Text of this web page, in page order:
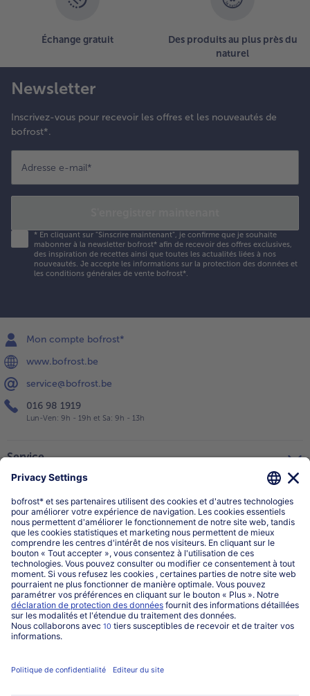
Échange gratuit
Des produits au plus près du
naturel
Newsletter
Inscrivez-vous pour recevoir les offres et les nouveautés de
bofrost*.
Adresse e-mail*
* En cliquant sur "Sinscrire maintenant", je confirme que je souhaite
mabonner à la newsletter bofrost* afin de recevoir des offres exclusives,
des inspiration de recettes ainsi que toutes les actualités liées à nos
nouveautés. Je accepte les informations sur la protection des données et
les conditions générales de vente bofrost*
Mon compte bofrost*
www.bofrost.be
service@bofrost.be
016 98 1919
Lun-Ven: 9h - 19h et Sa: 9h - 13h
Service
Catégories